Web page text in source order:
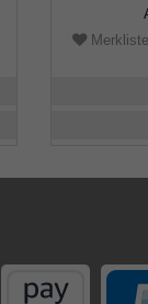
Merkliste